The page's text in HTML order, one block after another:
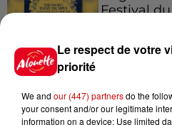
Festival
Gagnez
Musée du
Mans !
Le respect de votre
priorité
We and our (447) partnersdo the
your consent and/or our legitimate
information on a device; Use limited